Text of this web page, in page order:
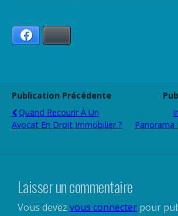
Publication Précédente
Quand Recourir À Un
Avocat En Droit Immobilier ?
Panorama
Laisser un commentaire
Vous devez vous connecter pour